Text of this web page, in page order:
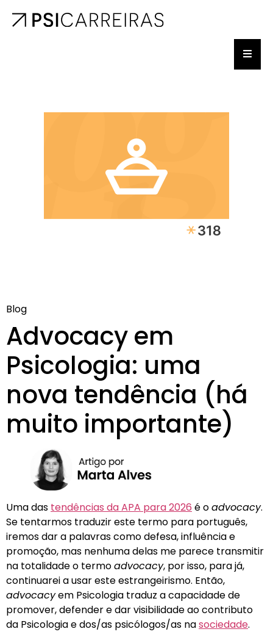
Blog
Advocacy em
Psicologia: uma
nova tendência (há
muito importante)
Uma das tendências da APA para 2026 é oadvocacy.
Se tentarmos traduzir este termo para português,
iremos dar a palavras como defesa, influência e
promoção, mas nenhuma delas me parece transmitir
na totalidade o termoadvocacy, por isso, para já,
continuarei a usar este estrangeirismo. Então,
advocacyem Psicologia traduz a capacidade de
promover, defender e dar visibilidade ao contributo
da Psicologia e dos/as psicólogos/as nasociedade.